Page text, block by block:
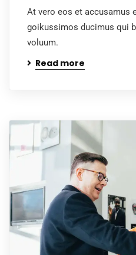
At vero eos et accusamus
goikussimos ducimus qui
voluum.
Read more